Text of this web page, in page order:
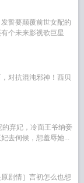
誓要颠覆前世女配的
个未来影视歌巨星
对抗混沌邪神！西贝
弃妃，冷面王爷纳妾
去伺候，想羞辱她...
剧情］言初怎么也想